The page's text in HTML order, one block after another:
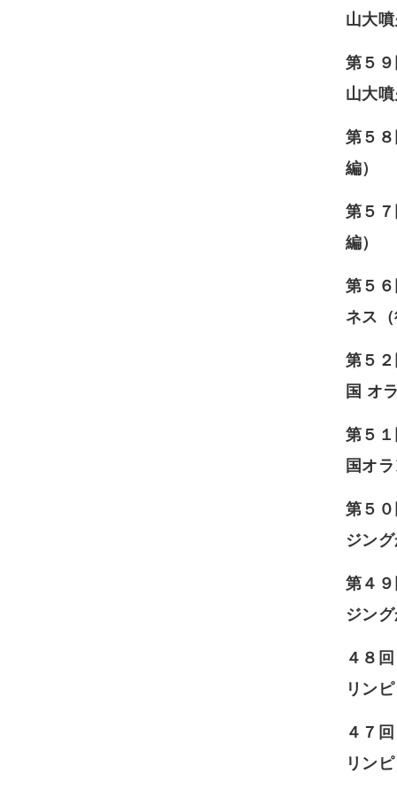
山大
第５
山大
第５
編）
第５
編）
第５
ネス
第５
国 オ
第５
国オ
第５
ジン
第４
ジン
４８
リン
４７
リン